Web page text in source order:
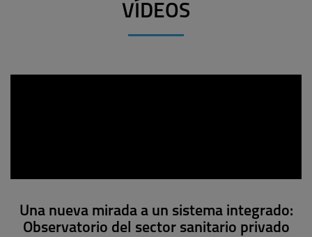
VÍDEOS
Una nueva mirada a un sistema integrado:
Observatorio del sector sanitario privado